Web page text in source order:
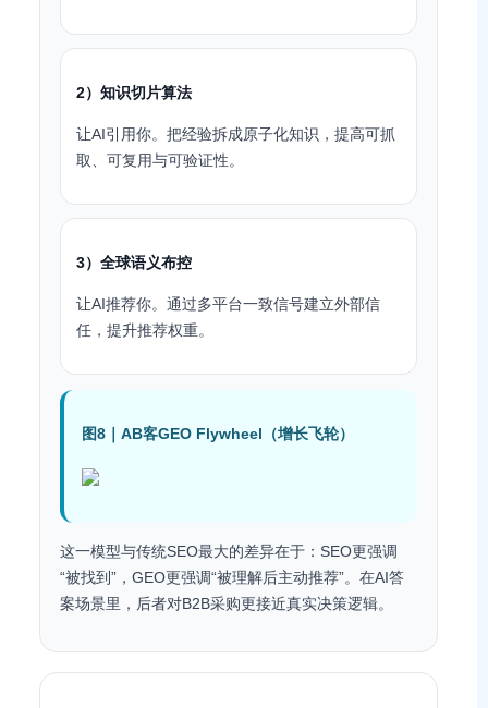
2）知识切片算法
让AI引用你。把经验拆成原子化知识，提高可抓
取、可复用与可验证性。
3）全球语义布控
让AI推荐你。通过多平台一致信号建立外部信
任，提升推荐权重。
图8｜AB客GEO Flywheel（增长飞轮）
这一模型与传统SEO最大的差异在于：SEO更强调
“被找到”，GEO更强调“被理解后主动推荐”。在AI答
案场景里，后者对B2B采购更接近真实决策逻辑。